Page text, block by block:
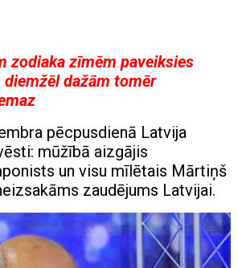
zodiaka zīmēm paveiksies
diemžēl dažām tomēr
pēcpusdienā Latvija
mūžībā aizgājis
un visu mīlētais Mārtiņš
zaudējums Latvijai.